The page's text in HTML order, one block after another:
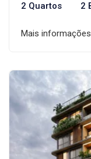
2 Quartos 2
Mais informações